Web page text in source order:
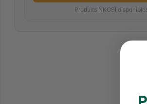
Produits NKOSI